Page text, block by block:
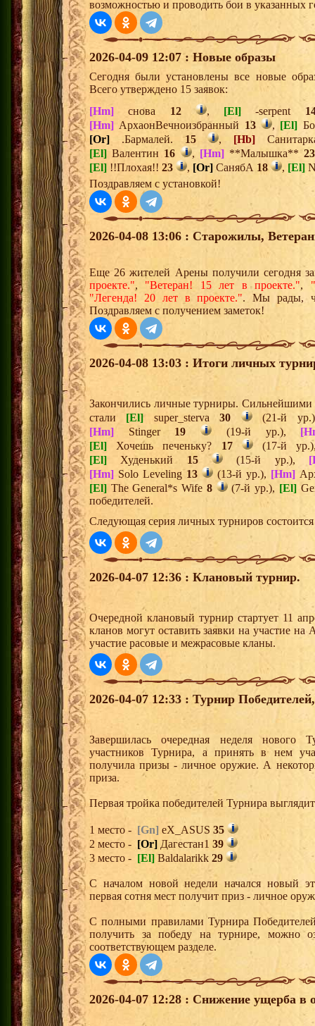
возможностью и проводить бои в указанных
2026-04-09 12:07 : Новые образы
Сегодня были установлены все новые
Всего утверждено 15 заявок:
[Hm] снова 12 , [El] -serpent
[Hm] АрхаонВечноизбранный 13 , [El]
[Or] .Бармалей.15 , [Hb]
[El] Валентин 16 , [Hm] **Малышка**23
[El] !!Плохая!! 23 , [Or] СанябА 18 , [El]
Поздравляем с установкой!
2026-04-08 13:06 : Старожилы,
Еще 26 жителей Арены получили сегодня
проекте.", "Ветеран! 15 лет в проекте.",
"Легенда! 20 лет в проекте.". Мы рады,
Поздравляем с получением заметок!
2026-04-08 13:03 : Итоги личных
Закончились личные турниры. Сильнейшими
стали [El] super_sterva30
(21-й
[Hm] Stinger 19 (19-й ур.),
[El] Хочешь печеньку? 17
(17-й
[El] Худенький 15 (15-й ур.),
[Hm] Solo Leveling13 (13-й ур.), [Hm]
[El] The General*s Wife 8 (7-й ур.), [El]
победителей.
Следующая серия личных турниров состоится
2026-04-07 12:36 : Клановый турнир.
Очередной клановый турнир стартует 11
кланов могут оставить заявки на участие
участие расовые и межрасовые кланы.
2026-04-07 12:33 : Турнир
Завершилась очередная неделя нового
участников Турнира, а принять в нем
получила призы - личное оружие. А
приза.
Первая тройка победителей Турнира
1 место - [Gn] eX_ASUS 35
2 место - [Or] Дагестан1 39
3 место - [El] Baldalarikk 29
С началом новой недели начался новый
первая сотня мест получит приз - личное
С полными правилами Турнира
получить за победу на турнире, можно
соответствующем разделе.
2026-04-07 12:28 : Снижение ущерба в